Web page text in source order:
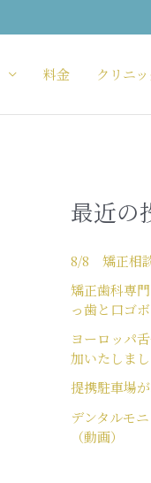
料金 クリニ
最近の
8/8 矯正相
矯正歯科専
っ歯と口ゴ
ヨーロッパ
加いたしまし
提携駐車場
デンタルモ
（動画）